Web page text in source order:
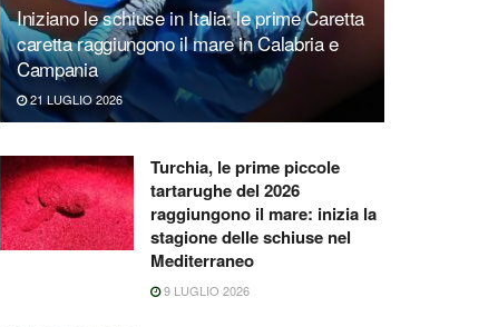
Iniziano le schiuse in Italia: le prime Caretta
caretta raggiungono il mare in Calabria e
Campania
21 LUGLIO 2026
Turchia, le prime piccole
tartarughe del 2026
raggiungono il mare: inizia la
stagione delle schiuse nel
Mediterraneo
9 LUGLIO 2026